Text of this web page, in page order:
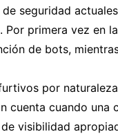
seguridad
Por primera vez en
de bots,
por
cuenta cuando
visibilidad